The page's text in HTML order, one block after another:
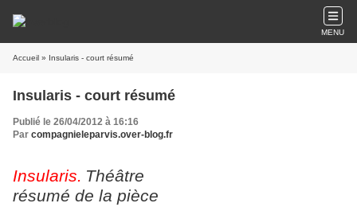
MENU
Accueil » Insularis - court résumé
Insularis - court résumé
Publié le 26/04/2012 à 16:16
Par compagnieleparvis.over-blog.fr
Insularis. Théâtre
résumé de la pièce